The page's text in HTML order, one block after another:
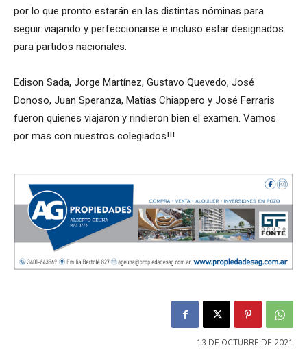
por lo que pronto estarán en las distintas nóminas para
seguir viajando y perfeccionarse e incluso estar designados
para partidos nacionales.
Edison Sada, Jorge Martínez, Gustavo Quevedo, José
Donoso, Juan Speranza, Matías Chiappero y José Ferraris
fueron quienes viajaron y rindieron bien el examen. Vamos
por mas con nuestros colegiados!!!
13 DE OCTUBRE DE 2021